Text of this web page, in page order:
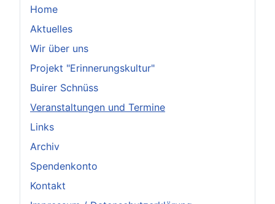
Home
Aktuelles
Wir über uns
Projekt "Erinnerungskultur"
Buirer Schnüss
Veranstaltungen und Termine
Links
Archiv
Spendenkonto
Kontakt